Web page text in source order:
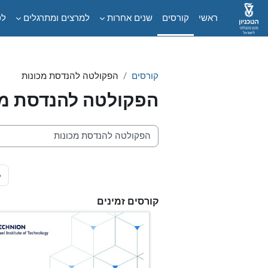
דילוג לתוכן הראשי
ראשי
קורסים שנים אחרות למרצים ומתרגלים
קורסים הפקולטה להנדסת מכונות
הפקולטה להנדסת
קטגוריות קורסים
קורסים זמינים